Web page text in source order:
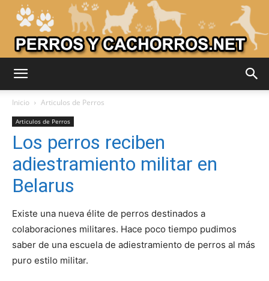
Perros
Razas
Inicio Articulos de Perros
Articulos de Perros
Los perros reciben
adiestramiento militar en
Belarus
Existe una nueva élite de perros destinados a
colaboraciones militares. Hace poco tiempo pudimos
saber de una escuela de adiestramiento de perros al más
puro estilo militar.